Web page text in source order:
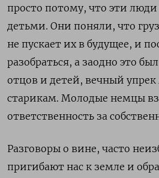
просто потому, что эти
детьми. Они поняли, что
не пускает их в будущее, и
разобраться, а заодно это
отцов и детей, вечный
старикам. Молодые немцы
ответственность за
Разговоры о вине, часто
пригибают нас к земле и